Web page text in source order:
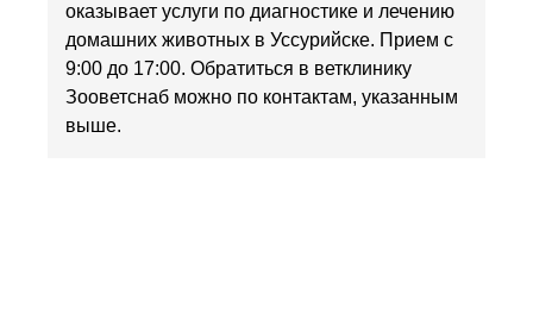
оказывает услуги по диагностике и лечению
домашних животных в Уссурийске. Прием с
9:00 до 17:00. Обратиться в ветклинику
Зооветснаб можно по контактам, указанным
выше.